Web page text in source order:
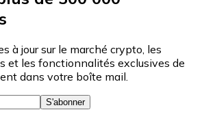
à jour sur le marché crypto, les
et les fonctionnalités exclusives de
dans votre boîte mail.
S'abonner